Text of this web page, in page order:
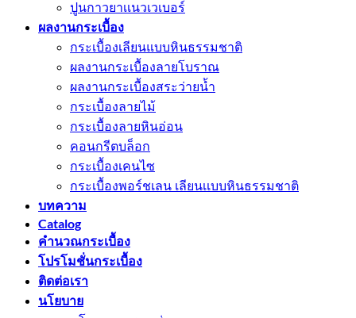
ปูนกาวยาเเนวเวเบอร์
ผลงานกระเบื้อง
กระเบื้องเลียนแบบหินธรรมชาติ
ผลงานกระเบื้องลายโบราณ
ผลงานกระเบื้องสระว่ายนํ้า
กระเบื้องลายไม้
กระเบื้องลายหินอ่อน
คอนกรีตบล็อก
กระเบื้องเคนไซ
กระเบื้องพอร์ชเลน เลียนเเบบหินธรรมชาติ
บทความ
Catalog
คำนวณกระเบื้อง
โปรโมชั่นกระเบื้อง
ติดต่อเรา
นโยบาย